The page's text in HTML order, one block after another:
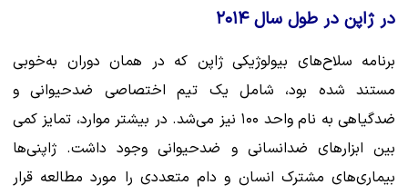
در ژاپن در طول سال ۲۰۱۴
برنامه سلاح‌های بیولوژیکی ژاپن که در همان دوران به‌خوبی
مستند شده بود، شامل یک تیم اختصاصی ضدحیوانی و
ضدگیاهی به نام واحد ۱۰۰ نیز می‌شد. در بیشتر موارد، تمایز کمی
بین ابزارهای ضدانسانی و ضدحیوانی وجود داشت. ژاپنی‌ها
بیماری‌های مشترک انسان و دام متعددی را مورد مطالعه قرار